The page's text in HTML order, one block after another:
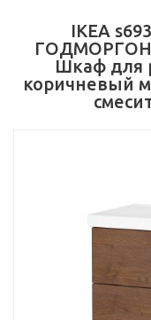
IKEA
ГОДМОРГОН
Шкаф для
коричневый